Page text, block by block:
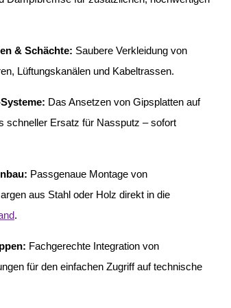
& Schächte: Saubere Verkleidung von
Lüftungskanälen und Kabeltrassen.
Das Ansetzen von Gipsplatten auf
schneller Ersatz für Nassputz – sofort
Passgenaue Montage von
aus Stahl oder Holz direkt in die
.
Fachgerechte Integration von
für den einfachen Zugriff auf technische